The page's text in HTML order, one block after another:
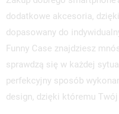
dodatkowe akcesoria,
dopasowany do
Funny Case znajdziesz
sprawdzą się w każdej
perfekcyjny sposób
design, dzięki któremu